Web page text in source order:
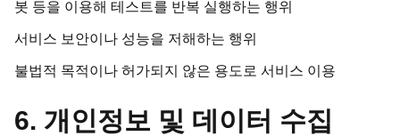
봇 등을 이용해 테스트를 반복 실행하는 행위
서비스 보안이나 성능을 저해하는 행위
불법적 목적이나 허가되지 않은 용도로 서비스 이용
6. 개인정보 및 데이터 수집